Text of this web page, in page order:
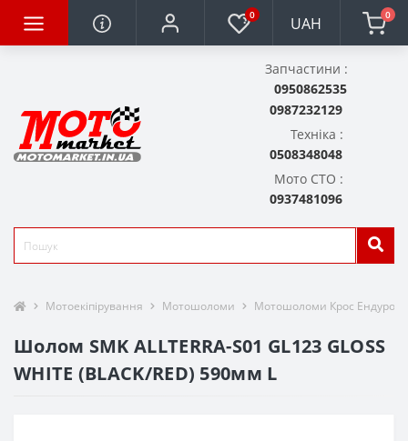
0 UAH 0
Запчастини :
0950862535
0987232129
Техніка :
0508348048
Мото СТО :
0937481096
Мотоекіпірування Мотошоломи Мотошоломи Крос Ендуро
Шолом SMK ALLTERRA-S01 GL123 GLOSS
WHITE (BLACK/RED) 590мм L